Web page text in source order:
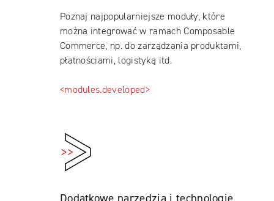
Poznaj najpopularniejsze moduły, które
można integrować w ramach Composable
Commerce, np. do zarządzania produktami,
płatnościami, logistyką itd.
<modules.developed>